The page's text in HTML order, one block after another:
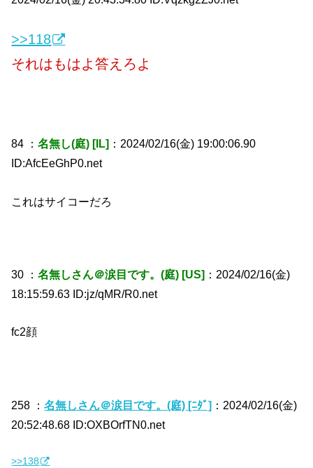
>>118
それはもはよ答えろよ
84 ：名無し(庭) [IL] ：2024/02/16(金) 19:00:06.90
ID:AfcEeGhP0.net
これはサイコーだろ
30 ：名無しさん＠涙目です。(庭) [US] ：2024/02/16(金)
18:15:59.63 ID:jz/qMR/R0.net
fc2顔
258 ：名無しさん＠涙目です。(庭) [ﾆﾀﾞ] ：2024/02/16(金)
20:52:48.68 ID:OXBOrfTN0.net
>>138